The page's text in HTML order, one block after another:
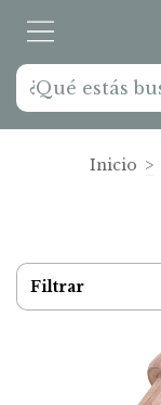
Inicio >
Filtrar